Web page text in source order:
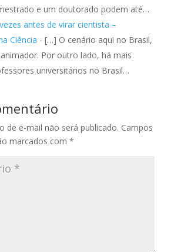
e um doutorado podem até…
antes de virar cientista –
Ciência - […] O cenário aqui no Brasil,
Por outro lado, há mais
universitários no Brasil…
de e-mail não será publicado. Campos
marcados com *